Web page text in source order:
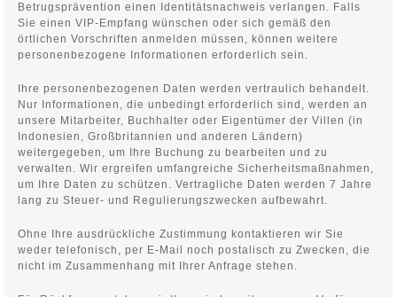
Betrugsprävention einen Identitätsnachweis verlangen. Falls
Sie einen VIP-Empfang wünschen oder sich gemäß den
örtlichen Vorschriften anmelden müssen, können weitere
personenbezogene Informationen erforderlich sein.
Ihre personenbezogenen Daten werden vertraulich behandelt.
Nur Informationen, die unbedingt erforderlich sind, werden an
unsere Mitarbeiter, Buchhalter oder Eigentümer der Villen (in
Indonesien, Großbritannien und anderen Ländern)
weitergegeben, um Ihre Buchung zu bearbeiten und zu
verwalten. Wir ergreifen umfangreiche Sicherheitsmaßnahmen,
um Ihre Daten zu schützen. Vertragliche Daten werden 7 Jahre
lang zu Steuer- und Regulierungszwecken aufbewahrt.
Ohne Ihre ausdrückliche Zustimmung kontaktieren wir Sie
weder telefonisch, per E-Mail noch postalisch zu Zwecken, die
nicht im Zusammenhang mit Ihrer Anfrage stehen.